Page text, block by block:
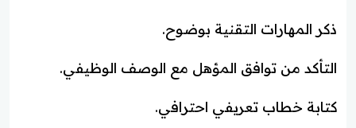
ذكر المهارات التقنية بوضوح.
التأكد من توافق المؤهل مع الوصف الوظيفي.
كتابة خطاب تعريفي احترافي.